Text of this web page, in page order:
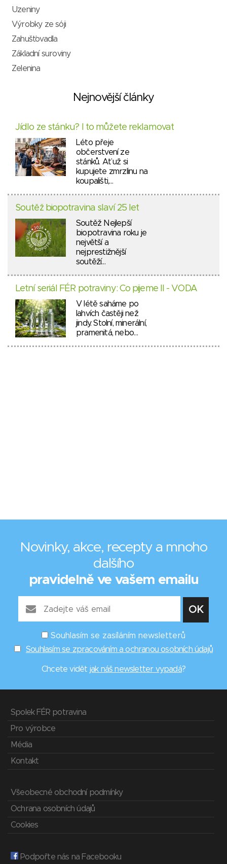
Uzeniny
Výrobky ze sóji
Zahušťovadla
Základní suroviny
Zelenina
Nejnovější články
Jídlo ze stánku? I to můžete reklamovat
Léto přeje
občerstvení ze
stánků. Ať už si
kupujete zmrzlinu na
koupališti,…
Soutěž biopotravina slaví 25 let
Soutěž Nejlepší
biopotravina roku je
největší a
nejprestižnější
soutěží…
Letní seriál FÉR potraviny: Co pijeme II - VODA
V létě saháme po
lahvích častěji než
jindy. Stolní, minerální,
pramenitá, nebo…
Novinky, akce, recepty a mnoho
dalšího
pravidelně ve vašem emailu
Souhlasím se zasíláním newsletterů
Souhlasím se zpracováním a ochranou osobních údajů
Chcete vidět jak náš newsletter vypadá?
Spolek FÉR potravina
Pro výrobce
Média
Kontakt
Všeobecné obchodní podmínky
Ochrana osobních údajů
Cookies
Podpořte nás na Facebooku